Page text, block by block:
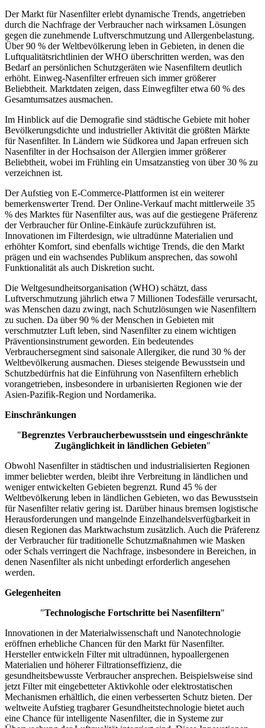
Der Markt für Nasenfilter erlebt dynamische Trends, angetrieben
durch die Nachfrage der Verbraucher nach wirksamen Lösungen
gegen die zunehmende Luftverschmutzung und Allergenbelastung.
Über 90 % der Weltbevölkerung leben in Gebieten, in denen die
Luftqualitätsrichtlinien der WHO überschritten werden, was den
Bedarf an persönlichen Schutzgeräten wie Nasenfiltern deutlich
erhöht. Einweg-Nasenfilter erfreuen sich immer größerer
Beliebtheit. Marktdaten zeigen, dass Einwegfilter etwa 60 % des
Gesamtumsatzes ausmachen.
Im Hinblick auf die Demografie sind städtische Gebiete mit hoher
Bevölkerungsdichte und industrieller Aktivität die größten Märkte
für Nasenfilter. In Ländern wie Südkorea und Japan erfreuen sich
Nasenfilter in der Hochsaison der Allergien immer größerer
Beliebtheit, wobei im Frühling ein Umsatzanstieg von über 30 % zu
verzeichnen ist.
Der Aufstieg von E-Commerce-Plattformen ist ein weiterer
bemerkenswerter Trend. Der Online-Verkauf macht mittlerweile 35
% des Marktes für Nasenfilter aus, was auf die gestiegene Präferenz
der Verbraucher für Online-Einkäufe zurückzuführen ist.
Innovationen im Filterdesign, wie ultradünne Materialien und
erhöhter Komfort, sind ebenfalls wichtige Trends, die den Markt
prägen und ein wachsendes Publikum ansprechen, das sowohl
Funktionalität als auch Diskretion sucht.
Die Weltgesundheitsorganisation (WHO) schätzt, dass
Luftverschmutzung jährlich etwa 7 Millionen Todesfälle verursacht,
was Menschen dazu zwingt, nach Schutzlösungen wie Nasenfiltern
zu suchen. Da über 90 % der Menschen in Gebieten mit
verschmutzter Luft leben, sind Nasenfilter zu einem wichtigen
Präventionsinstrument geworden. Ein bedeutendes
Verbrauchersegment sind saisonale Allergiker, die rund 30 % der
Weltbevölkerung ausmachen. Dieses steigende Bewusstsein und
Schutzbedürfnis hat die Einführung von Nasenfiltern erheblich
vorangetrieben, insbesondere in urbanisierten Regionen wie der
Asien-Pazifik-Region und Nordamerika.
Einschränkungen
"Begrenztes Verbraucherbewusstsein und eingeschränkte
Zugänglichkeit in ländlichen Gebieten"
Obwohl Nasenfilter in städtischen und industrialisierten Regionen
immer beliebter werden, bleibt ihre Verbreitung in ländlichen und
weniger entwickelten Gebieten begrenzt. Rund 45 % der
Weltbevölkerung leben in ländlichen Gebieten, wo das Bewusstsein
für Nasenfilter relativ gering ist. Darüber hinaus bremsen logistische
Herausforderungen und mangelnde Einzelhandelsverfügbarkeit in
diesen Regionen das Marktwachstum zusätzlich. Auch die Präferenz
der Verbraucher für traditionelle Schutzmaßnahmen wie Masken
oder Schals verringert die Nachfrage, insbesondere in Bereichen, in
denen Nasenfilter als nicht unbedingt erforderlich angesehen
werden.
Gelegenheiten
"Technologische Fortschritte bei Nasenfiltern"
Innovationen in der Materialwissenschaft und Nanotechnologie
eröffnen erhebliche Chancen für den Markt für Nasenfilter.
Hersteller entwickeln Filter mit ultradünnen, hypoallergenen
Materialien und höherer Filtrationseffizienz, die
gesundheitsbewusste Verbraucher ansprechen. Beispielsweise sind
jetzt Filter mit eingebetteter Aktivkohle oder elektrostatischen
Mechanismen erhältlich, die einen verbesserten Schutz bieten. Der
weltweite Aufstieg tragbarer Gesundheitstechnologie bietet auch
eine Chance für intelligente Nasenfilter, die in Systeme zur